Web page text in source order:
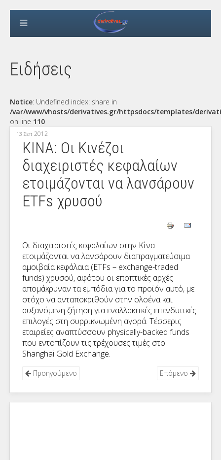
Ειδήσεις
Notice: Undefined index: share in
/var/www/vhosts/derivatives.gr/httpsdocs/templates/
on line 110
13 Σεπ 2012
ΚΙΝΑ: Οι Κινέζοι
διαχειριστές κεφαλαίων
ετοιμάζονται να λανσάρουν
ETFs χρυσού
Οι διαχειριστές κεφαλαίων στην Κίνα
ετοιμάζονται να λανσάρουν διαπραγματεύσιμα
αμοιβαία κεφάλαια (ETFs – exchange-traded
funds) χρυσού, αφότου οι εποπτικές αρχές
απομάκρυναν τα εμπόδια για το προϊόν αυτό, με
στόχο να ανταποκριθούν στην ολοένα και
αυξανόμενη ζήτηση για εναλλακτικές επενδυτικές
επιλογές στη συρρικνωμένη αγορά. Τέσσερις
εταιρείες αναπτύσσουν physically-backed funds
που εντοπίζουν τις τρέχουσες τιμές στο
Shanghai Gold Exchange.
Προηγούμενο Επόμενο